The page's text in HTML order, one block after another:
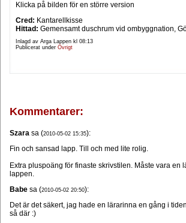
Klicka på bilden för en större version
Cred: Kantarellkisse
Hittad: Gemensamt duschrum vid ombyggnation,
Inlagd av Arga Lappen kl 08:13
Publicerat under Övrigt
Kommentarer:
Szara sa (2010-05-02 15:35):
Fin och sansad lapp. Till och med lite rolig.
Extra pluspoäng för finaste skrivstilen. Måste vara en
lappen.
Babe sa (2010-05-02 20:50):
Det är det säkert, jag hade en lärarinna en gång i
så där :)